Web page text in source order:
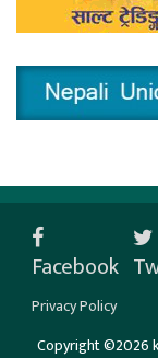
Facebook
Privacy Policy
Copyright ©2026